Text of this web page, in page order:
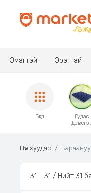
Эмэгтэй Эрэгтэй
Бүгд
Гудас
Нүүр хуудас
31 - 31 / Нийт 31